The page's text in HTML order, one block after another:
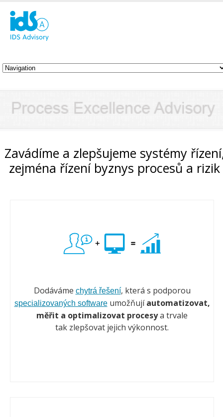
Zavádíme a zlepšujeme systémy
zejména řízení byznys procesů a rizik
Dodáváme chytrá řešení, která s podporou
specializovaných softwareumožňujíautomatizovat,
měřit a optimalizovat procesya trvale
tak zlepšovat jejich výkonnost.